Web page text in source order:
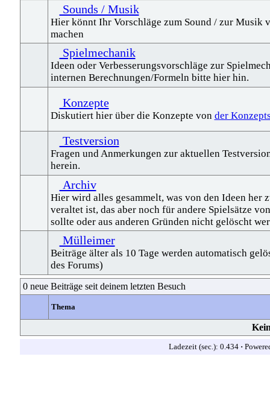
Sounds / Musik
Hier könnt Ihr Vorschläge zum Sound / zur Musik
machen
Spielmechanik
Ideen oder Verbesserungsvorschläge zur
internen Berechnungen/Formeln bitte hier hin.
Konzepte
Diskutiert hier über die Konzepte von der
Testversion
Fragen und Anmerkungen zur aktuellen
herein.
Archiv
Hier wird alles gesammelt, was von den Ideen her
veraltet ist, das aber noch für andere Spielsätze
sollte oder aus anderen Gründen nicht gelöscht
Mülleimer
Beiträge älter als 10 Tage werden automatisch
des Forums)
0 neue Beiträge seit deinem letzten Besuch
Thema
Ladezeit (sec.): 0.434 ·